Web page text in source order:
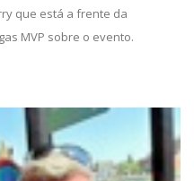
que está a frente da
MVP sobre o evento.